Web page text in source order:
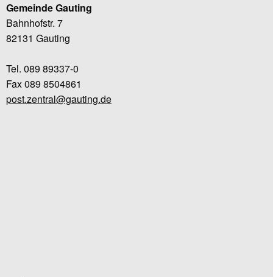
Gemeinde Gauting
Bahnhofstr. 7
82131 Gauting
Tel. 089 89337-0
Fax 089 8504861
post.zentral@gauting.de